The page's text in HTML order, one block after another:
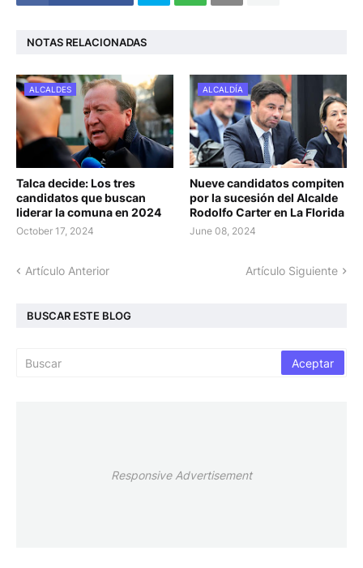
NOTAS RELACIONADAS
ALCALDES
Talca decide: Los tres
candidatos que buscan
liderar la comuna en 2024
October 17, 2024
ALCALDÍA
Nueve candidatos compiten
por la sucesión del Alcalde
Rodolfo Carter en La Florida
June 08, 2024
Artículo Anterior Artículo Siguiente
BUSCAR ESTE BLOG
Responsive Advertisement